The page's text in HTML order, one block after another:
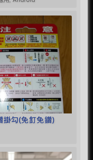
掛勾(免釘免鑽)